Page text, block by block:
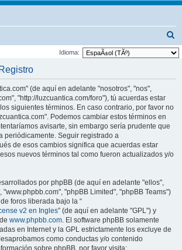
u
Idioma:
(de aquí en adelante "nosotros", "nos",
"http://luzcuantica.com/foro"), tú acuerdas estar
siguientes términos. En caso contrario, por favor no
Podemos cambiar estos términos en
avisarte, sin embargo sería prudente que
periódicamente. Seguir registrado a
de esos cambios significa que acuerdas estar
nuevos términos tal como fueron actualizados y/o
por phpBB (de aquí en adelante "ellos",
"www.phpbb.com", "phpBB Limited", "phpBB Teams")
foros liberada bajo la “
v2 en Ingles” (de aquí en adelante "GPL") y
www.phpbb.com. El software phpBB solamente
en Internet y la GPL estrictamente los excluye de
como conductas y/o contenido
sobre phpBB, por favor visita: